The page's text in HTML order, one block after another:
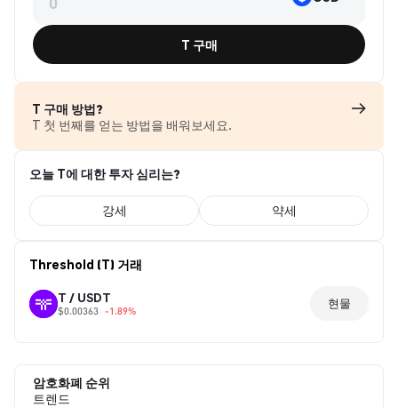
T 구매
T 구매 방법?
T 첫 번째를 얻는 방법을 배워보세요.
오늘 T에 대한 투자 심리는?
강세 약세
Threshold (T) 거래
T / USDT
$0.00363 -1.89%
현물
암호화폐 순위
트렌드